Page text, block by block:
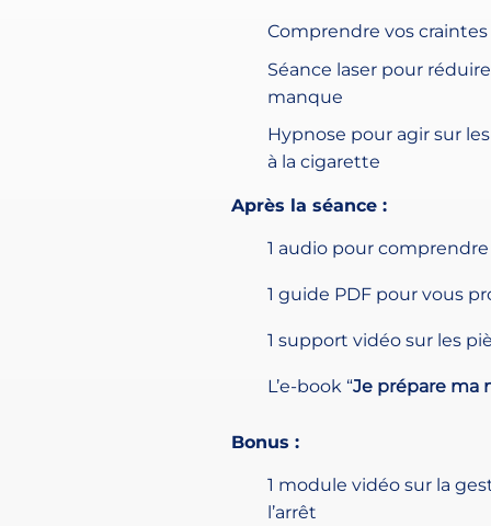
Comprendre vos
Séance laser pour
manque
Hypnose pour agir sur
à la cigarette
Après la séance :
1 audio pour
1 guide PDF pour vous
1 support vidéo sur les
L’e-book “Je prépare ma
Bonus :
1 module vidéo sur la
l’arrêt